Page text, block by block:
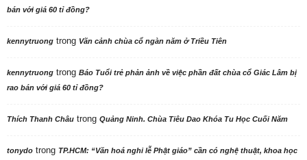
bán với giá 60 tỉ đồng?
kennytruong trong Vãn cảnh chùa cổ ngàn năm ở Triều Tiên
kennytruong trong Báo Tuổi trẻ phản ảnh về việc phần đất chùa cổ Giác Lâm bị
rao bán với giá 60 tỉ đồng?
Thích Thanh Châu trong Quảng Ninh. Chùa Tiêu Dao Khóa Tu Học Cuối Năm
tonydo trong TP.HCM: “Văn hoá nghi lễ Phật giáo” cần có nghệ thuật, khoa học